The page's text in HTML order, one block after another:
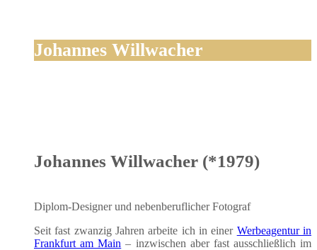
Johannes Willwacher
Johannes Willwacher (*1979)
Diplom-Desi­gner und neben­be­ruf­li­cher Fotograf
Seit fast zwan­zig Jah­ren arbei­te ich in einer Wer­be­agen­tur in
Frank­furt am Main – inzwi­schen aber fast aus­schließ­lich im